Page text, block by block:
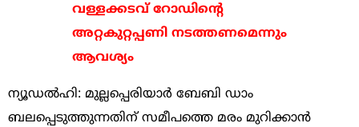
വള്ളക്കടവ് റോഡിന്റെ
അറ്റകുറ്റപ്പണി നടത്തണമെന്നും
ആവശ്യം
ന്യൂഡല്‍ഹി: മുല്ലപ്പെരിയാര്‍ ബേബി ഡാം
ബലപ്പെടുത്തുന്നതിന് സമീപത്തെ മരം മുറിക്കാന്‍